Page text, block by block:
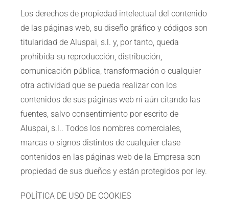
Los derechos de propiedad intelectual del contenido
de las páginas web, su diseño gráfico y códigos son
titularidad de Aluspai, s.l. y, por tanto, queda
prohibida su reproducción, distribución,
comunicación pública, transformación o cualquier
otra actividad que se pueda realizar con los
contenidos de sus páginas web ni aún citando las
fuentes, salvo consentimiento por escrito de
Aluspai, s.l.. Todos los nombres comerciales,
marcas o signos distintos de cualquier clase
contenidos en las páginas web de la Empresa son
propiedad de sus dueños y están protegidos por ley.
POLÍTICA DE USO DE COOKIES